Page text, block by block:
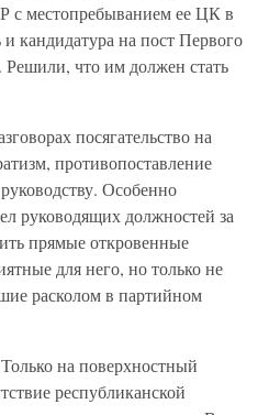
с местопребыванием ее ЦК в
кандидатура на пост Первого
что им должен стать
посягательство на
противопоставление
Особенно
руководящих должностей за
прямые откровенные
для него, но только не
расколом в партийном
на поверхностный
республиканской